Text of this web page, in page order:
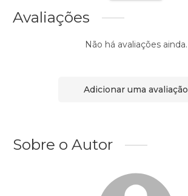
Avaliações
Não há avaliações ainda.
Adicionar uma avaliação
Sobre o Autor